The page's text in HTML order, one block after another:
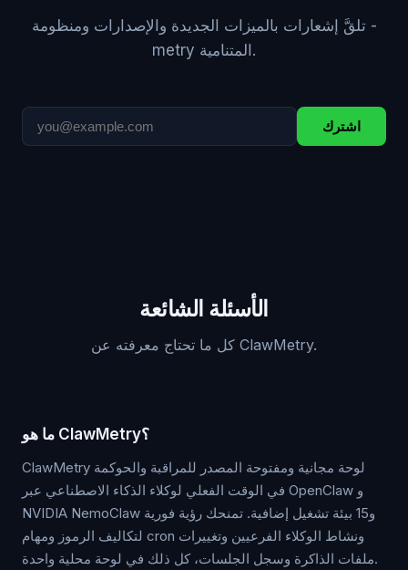
تلقَّ إشعارات بالميزات الجديدة والإصدارات ومنظومة ‎-
metry‎ المتنامية.
اشترك
الأسئلة الشائعة
كل ما تحتاج معرفته عن ClawMetry.
ما هو ClawMetry؟
ClawMetry لوحة مجانية ومفتوحة المصدر للمراقبة والحوكمة
في الوقت الفعلي لوكلاء الذكاء الاصطناعي عبر OpenClaw و
NVIDIA NemoClaw و15 بيئة تشغيل إضافية. تمنحك رؤية فورية
لتكاليف الرموز ومهام cron ونشاط الوكلاء الفرعيين وتغييرات
ملفات الذاكرة وسجل الجلسات، كل ذلك في لوحة محلية واحدة.